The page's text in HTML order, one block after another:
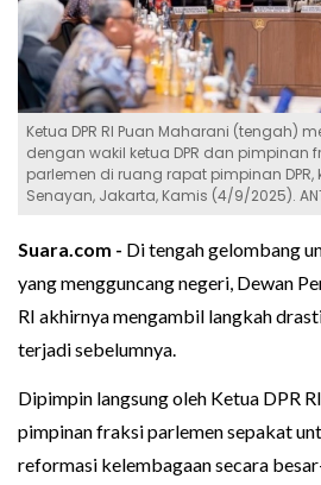
Ketua DPR RI Puan Maharani (tengah)
dengan wakil ketua DPR dan pimpinan
parlemen di ruang rapat pimpinan DPR,
Senayan, Jakarta, Kamis (4/9/2025).
Suara.com - Di tengah gelombang
yang mengguncang negeri, Dewan
RI akhirnya mengambil langkah
terjadi sebelumnya.
Dipimpin langsung oleh Ketua DPR RI
pimpinan fraksi parlemen sepakat
reformasi kelembagaan secara